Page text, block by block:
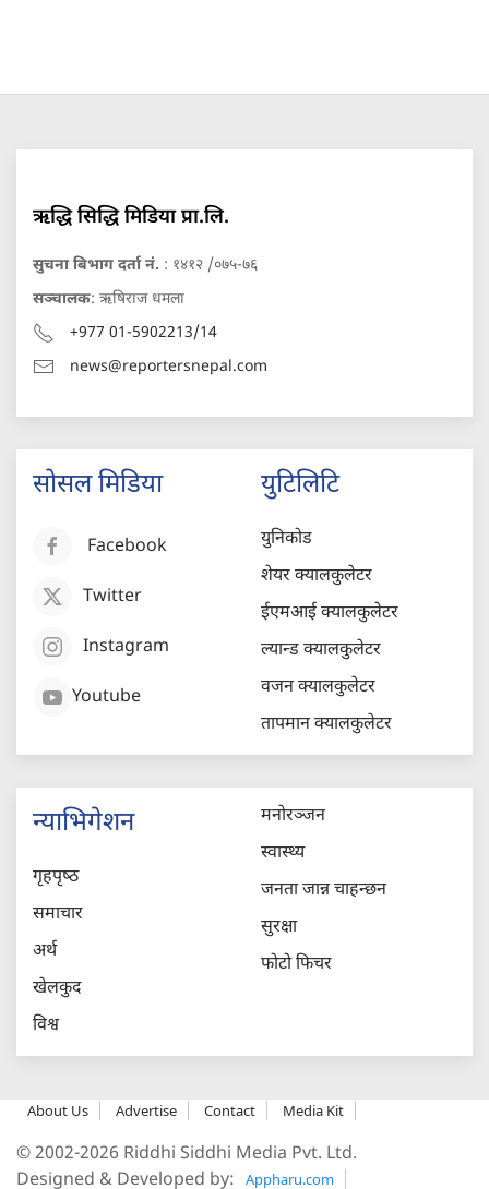
ऋद्धि सिद्धि मिडिया प्रा.लि.
सुचना बिभाग दर्ता नं. : १४१२ /०७५-७६
सञ्चालक: ऋषिराज धमला
+977 01-5902213/14
news@reportersnepal.com
सोसल मिडिया
Facebook
Twitter
Instagram
Youtube
युटिलिटि
युनिकोड
शेयर क्यालकुलेटर
ईएमआई क्यालकुलेटर
ल्यान्ड क्यालकुलेटर
वजन क्यालकुलेटर
तापमान क्यालकुलेटर
न्याभिगेशन
गृहपृष्‍ठ
समाचार
अर्थ
खेलकुद
विश्व
मनोरञ्जन
स्वास्थ्य
जनता जान्न चाहन्छन
सुरक्षा
फोटो फिचर
About Us Advertise Contact Media Kit
© 2002-2026 Riddhi Siddhi Media Pvt. Ltd.
Designed & Developed by:
Appharu.com